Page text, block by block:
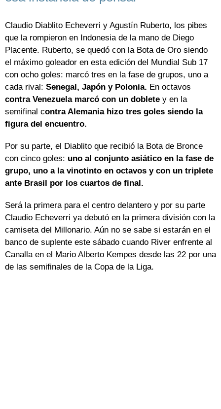
Claudio Diablito Echeverri y Agustín Ruberto, los pibes
que la rompieron en Indonesia de la mano de Diego
Placente. Ruberto, se quedó con la Bota de Oro siendo
el máximo goleador en esta edición del Mundial Sub 17
con ocho goles: marcó tres en la fase de grupos, uno a
cada rival: Senegal, Japón y Polonia. En octavos
contra Venezuela marcó con un doblete y en la
semifinal contra Alemania hizo tres goles siendo la
figura del encuentro.
Por su parte, el Diablito que recibió la Bota de Bronce
con cinco goles: uno al conjunto asiático en la fase de
grupo, uno a la vinotinto en octavos y con un triplete
ante Brasil por los cuartos de final.
Será la primera para el centro delantero y por su parte
Claudio Echeverri ya debutó en la primera división con la
camiseta del Millonario. Aún no se sabe si estarán en el
banco de suplente este sábado cuando River enfrente al
Canalla en el Mario Alberto Kempes desde las 22 por una
de las semifinales de la Copa de la Liga.